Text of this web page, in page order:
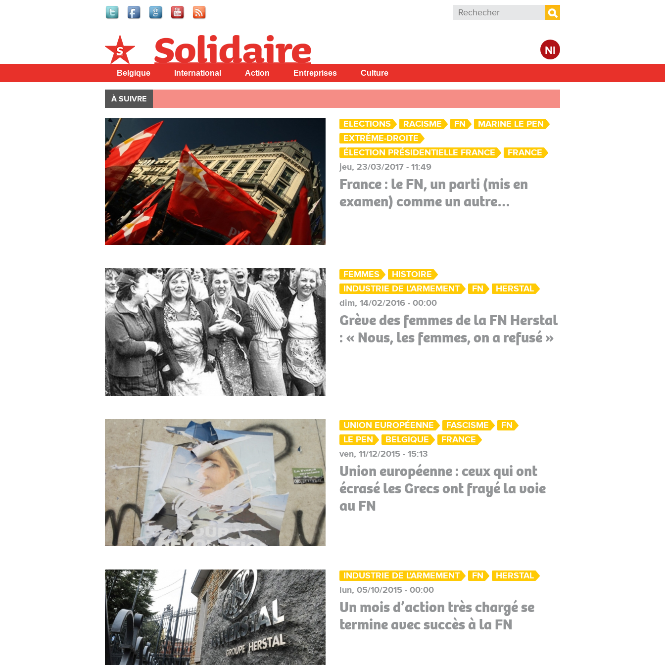
Formulaire de recherche
Rechercher
Nl
Solidaire
Belgique International Action Entreprises Culture
À SUIVRE
ELECTIONS RACISME FN
MARINE LE PEN
EXTRÊME-DROITE
ÉLECTION PRÉSIDENTIELLE FRANCE
FRANCE
jeu, 23/03/2017 - 11:49
France : le FN, un parti (mis en
examen) comme un autre…
FEMMES
HISTOIRE
INDUSTRIE DE L'ARMEMENT
FN
HERSTAL
dim, 14/02/2016 - 00:00
Grève des femmes de la FN Herstal
: « Nous, les femmes, on a refusé »
UNION EUROPÉENNE FASCISME
FN
LE PEN
BELGIQUE
FRANCE
ven, 11/12/2015 - 15:13
Union européenne : ceux qui ont
écrasé les Grecs ont frayé la voie
au FN
INDUSTRIE DE L'ARMEMENT FN
HERSTAL
lun, 05/10/2015 - 00:00
Un mois d’action très chargé se
termine avec succès à la FN